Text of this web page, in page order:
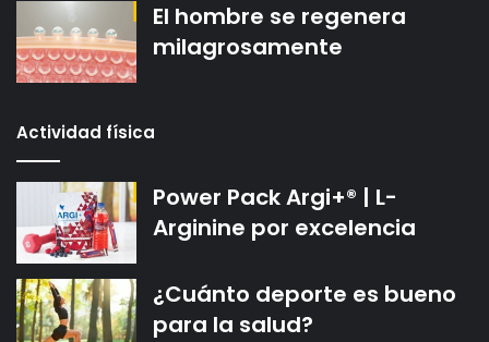
El hombre se regenera
milagrosamente
Actividad física
Power Pack Argi+® | L-
Arginine por excelencia
¿Cuánto deporte es bueno
para la salud?